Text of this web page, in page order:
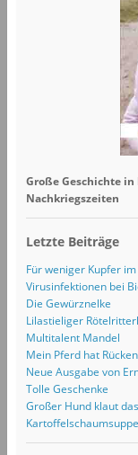
Große Geschichte
Nachkriegszeiten
Letzte Beiträge
Für weniger Kupfer
Virusinfektionen bei
Die Gewürznelke
Lilastieliger
Multitalent Mandel
Mein Pferd hat Rücken
Neue Ausgabe von
Tolle Geschenke
Großer Hund klaut